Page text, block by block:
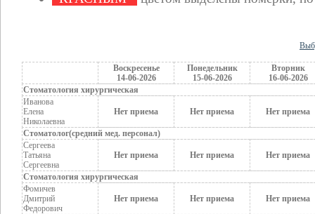
Воскресенье
14-06-2026
Понедельник
15-06-2026
Вторник
16-06-2026
Стоматология хирургическая
Иванова
Елена
Николаевна
Нет приема Нет приема Нет приема
Стоматолог(средний мед. персонал)
Сергеева
Татьяна
Сергеевна
Нет приема Нет приема Нет приема
Стоматология хирургическая
Фомичев
Дмитрий
Федорович
Нет приема Нет приема Нет приема